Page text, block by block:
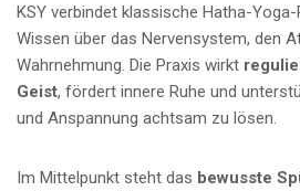
KSY verbindet klassische Hatha-
Wissen über das Nervensystem, den
Wahrnehmung. Die Praxis wirkt
Geist, fördert innere Ruhe und
und Anspannung achtsam zu lösen.
Im Mittelpunkt steht das bewusste